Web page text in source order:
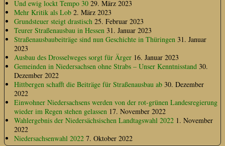
Und ewig lockt Tempo 30 29. März 2023
Mehr Kritik als Lob 2. März 2023
Grundsteuer steigt drastisch 25. Februar 2023
Teurer Straßenausbau in Hessen 31. Januar 2023
Straßenausbaubeiträge sind nun Geschichte in Thüringen 31. Januar
2023
Ausbau des Drosselweges sorgt für Ärger 16. Januar 2023
Gemeinden in Niedersachsen ohne Strabs – Unser Kenntnisstand 30.
Dezember 2022
Hittbergen schafft die Beiträge für Straßenausbau ab 30. Dezember
2022
Einwohner Niedersachsens werden von der rot-grünen Landesregierung
wieder im Regen stehen gelassen 17. November 2022
Wahlergebnis der Niedersächsischen Landtagswahl 2022 1. November
2022
Niedersachsenwahl 2022 7. Oktober 2022